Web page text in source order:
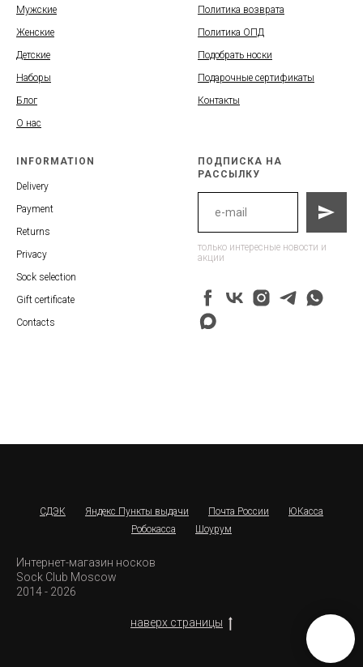
Мужские
Женские
Детские
Наборы
Блог
О нас
Политика возврата
Политика ОПД
Подобрать носки
Подарочные сертификаты
Контакты
INFORMATION
Delivery
Payment
Returns
Privacy
Sock selection
Gift certificate
Contacts
ПОДПИСКА НА
РАССЫЛКУ
только интересные новости и
акции
СДЭК Яндекс Пункты выдачи Почта России
ЮКасса
Робокасса
Шоурум
Интернет-магазин носков
Sock Club Moscow
2014 - 2026
наверх страницы